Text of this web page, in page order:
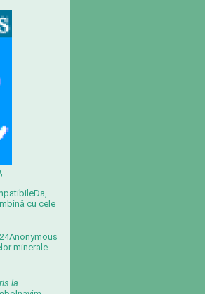
Da,
cu cele
Anonymous
minerale
la